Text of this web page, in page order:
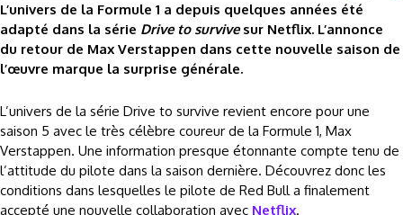
L’univers de la Formule 1 a depuis quelques années été
adapté dans la série Drive to survivesur Netflix. L’annonce
du retour de Max Verstappen dans cette nouvelle saison de
l’œuvre marque la surprise générale.
L’univers de la série Drive to survive revient encore pour une
saison 5 avec le très célèbre coureur de la Formule 1, Max
Verstappen. Une information presque étonnante compte tenu de
l’attitude du pilote dans la saison dernière. Découvrez donc les
conditions dans lesquelles le pilote de Red Bull a finalement
accepté une nouvelle collaboration avec Netflix.